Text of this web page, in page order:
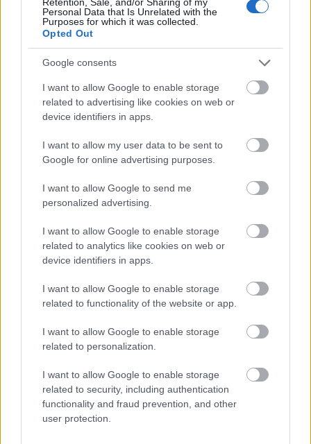
Personal Data that Is Unrelated with the
Purposes for which it was collected.
Opted Out
Google consents
I want to allow Google to enable storage
related to advertising like cookies on web or
device identifiers in apps.
I want to allow my user data to be sent to
Google for online advertising purposes.
I want to allow Google to send me
personalized advertising.
I want to allow Google to enable storage
related to analytics like cookies on web or
device identifiers in apps.
I want to allow Google to enable storage
related to functionality of the website or app.
I want to allow Google to enable storage
related to personalization.
I want to allow Google to enable storage
related to security, including authentication
functionality and fraud prevention, and other
user protection.
Apple AirTags: Τα υπέρ και τα κατά που πρέπει να
γνωρίζετε πριν αγοράσετε
Η «Νέα Αριστερά» για τα κορίτσια του Πόλο από τη